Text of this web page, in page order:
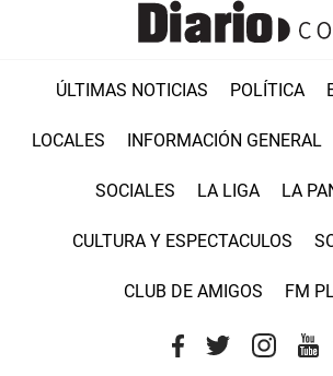
ÚLTIMAS NOTICIAS POLÍTICA
LOCALES INFORMACIÓN GENERAL
SOCIALES LA LIGA LA
CULTURA Y ESPECTACULOS
CLUB DE AMIGOS FM